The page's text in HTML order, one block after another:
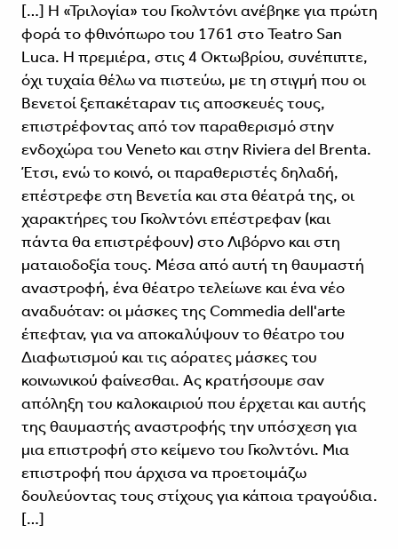
[…] Η «Τριλογία» του Γκολντόνι ανέβηκε για πρώτη
φορά το φθινόπωρο του 1761 στο Teatro San
Luca. Η πρεμιέρα, στις 4 Οκτωβρίου, συνέπιπτε,
όχι τυχαία θέλω να πιστεύω, με τη στιγμή που οι
Βενετοί ξεπακέταραν τις αποσκευές τους,
επιστρέφοντας από τον παραθερισμό στην
ενδοχώρα του Veneto και στην Riviera del Brenta.
Έτσι, ενώ το κοινό, οι παραθεριστές δηλαδή,
επέστρεφε στη Βενετία και στα θέατρά της, οι
χαρακτήρες του Γκολντόνι επέστρεφαν (και
πάντα θα επιστρέφουν) στο Λιβόρνο και στη
ματαιοδοξία τους. Μέσα από αυτή τη θαυμαστή
αναστροφή, ένα θέατρο τελείωνε και ένα νέο
αναδυόταν: οι μάσκες της Commedia dell'arte
έπεφταν, για να αποκαλύψουν το θέατρο του
Διαφωτισμού και τις αόρατες μάσκες του
κοινωνικού φαίνεσθαι. Ας κρατήσουμε σαν
απόληξη του καλοκαιριού που έρχεται και αυτής
της θαυμαστής αναστροφής την υπόσχεση για
μια επιστροφή στο κείμενο του Γκολντόνι. Μια
επιστροφή που άρχισα να προετοιμάζω
δουλεύοντας τους στίχους για κάποια τραγούδια.
[…]